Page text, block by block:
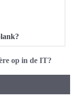
op in de IT?